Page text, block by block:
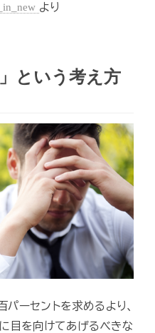
より
という考え方
ーセントを求めるより、
目を向けてあげるべきな